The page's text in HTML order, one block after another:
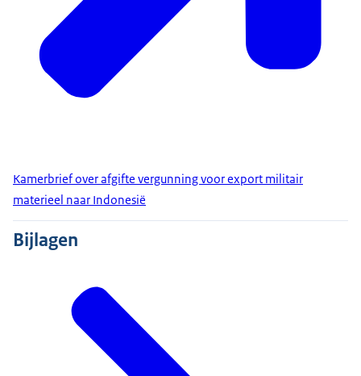
Kamerbrief over afgifte vergunning voor export militair
materieel naar Indonesië
Bijlagen